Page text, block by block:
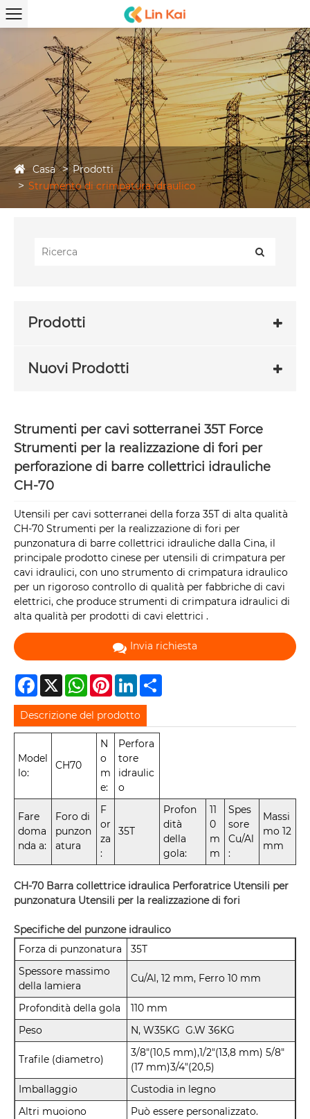
Casa
Prodotti
Strumento di crimpatura idraulico
Prodotti
Nuovi Prodotti
Strumenti per cavi sotterranei 35T Force
Strumenti per la realizzazione di fori per
perforazione di barre collettrici idrauliche
CH-70
Utensili per cavi sotterranei della forza 35T di alta qualità
CH-70 Strumenti per la realizzazione di fori per
punzonatura di barre collettrici idrauliche dalla Cina, il
principale prodotto cinese per utensili di crimpatura per
cavi idraulici, con uno strumento di crimpatura idraulico
per un rigoroso controllo di qualità per fabbriche di cavi
elettrici, che produce strumenti di crimpatura idraulici di
alta qualità per prodotti di cavi elettrici .
Invia richiesta
Facebook
X WhatsAppPinterestLinkedIn
Descrizione del prodotto
Model
lo:
CH70
N
o
m
e:
Perfora
tore
idraulic
o
Fare
doma
nda a:
Foro di
punzon
atura
F
or
za
:
35T
Profon
dità
della
gola:
11
0
m
m
Spes
sore
Cu/Al
:
Massi
mo 12
mm
CH-70 Barra collettrice idraulica Perforatrice Utensili per
punzonatura Utensili per la realizzazione di fori
Specifiche del punzone idraulico
Forza di punzonatura
35T
Spessore massimo
della lamiera
Cu/Al, 12 mm, Ferro 10 mm
Profondità della gola
110 mm
Peso
N, W35KG G.W 36KG
Trafile (diametro)
3/8"(10,5 mm),1/2"(13,8 mm) 5/8"
(17 mm)3/4"(20,5)
Imballaggio
Custodia in legno
Altri muoiono
Può essere personalizzato.